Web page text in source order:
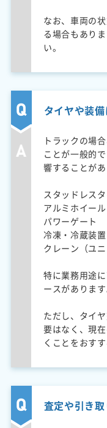
なお、車両の
る場合もあり
い。
タイヤや装
トラックの場
ことが一般的
響することがあ
スタッドレス
アルミホイール
パワーゲート
冷凍・冷蔵装置
クレーン（ユ
特に業務用途
ースがあります
ただし、タイ
要はなく、現
くことをおす
査定や引き